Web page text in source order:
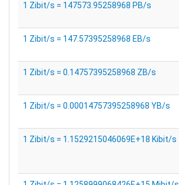
1 Zibit/s = 147573.95258968 PB/s
1 Zibit/s = 147.57395258968 EB/s
1 Zibit/s = 0.14757395258968 ZB/s
1 Zibit/s = 0.00014757395258968 YB/s
1 Zibit/s = 1.1529215046069E+18 Kibit/s